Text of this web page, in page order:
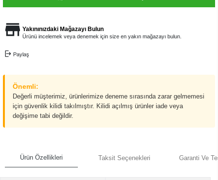
Yakınınızdaki Mağazayı Bulun
Ürünü incelemek veya denemek için size en yakın mağazayı bulun.
Paylaş
Önemli:
Değerli müşterimiz, ürünlerimize deneme sırasında zarar gelmemesi
için güvenlik kilidi takılmıştır. Kilidi açılmış ürünler iade veya
değişime tabi değildir.
Ürün Özellikleri Taksit Seçenekleri Garanti Ve